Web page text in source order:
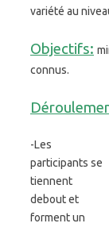
variété au
Objectifs:
connus.
-Les
participants se
tiennent
debout et
forment un